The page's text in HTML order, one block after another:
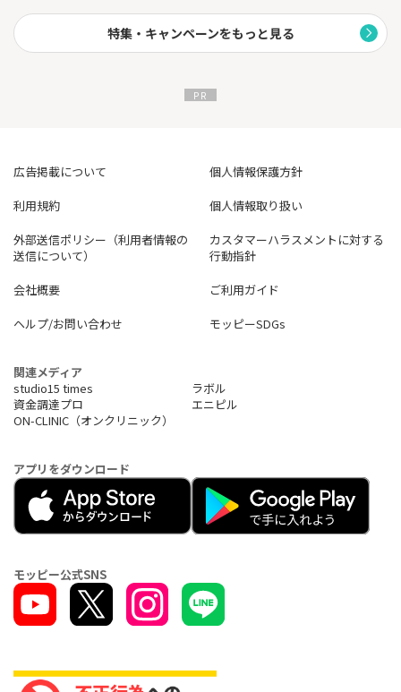
レース映像を視聴しながら、次のレースの投票もおこなえます。
の開催レースの結果も掲載しています。
特集・キャンペーンをもっと見る
広告掲載について
個人情報保護方針
利用規約
個人情報取り扱い
外部送信ポリシー（利用者情報の
送信について）
カスタマーハラスメントに対する
行動指針
会社概要
ご利用ガイド
ヘルプ/お問い合わせ
モッピーSDGs
関連メディア
studio15 times
ラボル
資金調達プロ
エニピル
ON-CLINIC（オンクリニック）
アプリをダウンロード
モッピー公式SNS